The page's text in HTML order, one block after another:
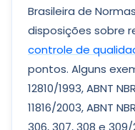
Brasileira de
disposições sobre
controle de
pontos. Alguns
12810/1993, ABNT
11816/2003, ABNT
306, 307, 308 e 309/